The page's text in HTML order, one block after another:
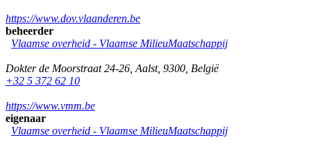
https://www.dov.vlaanderen.be
beheerder
Vlaamse overheid - Vlaamse MilieuMaatschappij
Dokter de Moorstraat 24-26 Aalst, 9300 België
+32 5 372 62 10
https://www.vmm.be
eigenaar
Vlaamse overheid - Vlaamse MilieuMaatschappij